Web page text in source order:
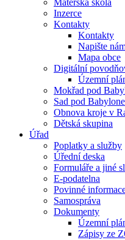
Mateřská škola
Inzerce
Kontakty
Kontakty
Napište
Mapa obce
Digitální
Územní
Mokřad pod
Sad pod
Obnova kroje v
Dětská skupina
Úřad
Poplatky a služby
Úřední deska
Formuláře a jiné
E-podatelna
Povinné
Samospráva
Dokumenty
Územní
Zápisy ze